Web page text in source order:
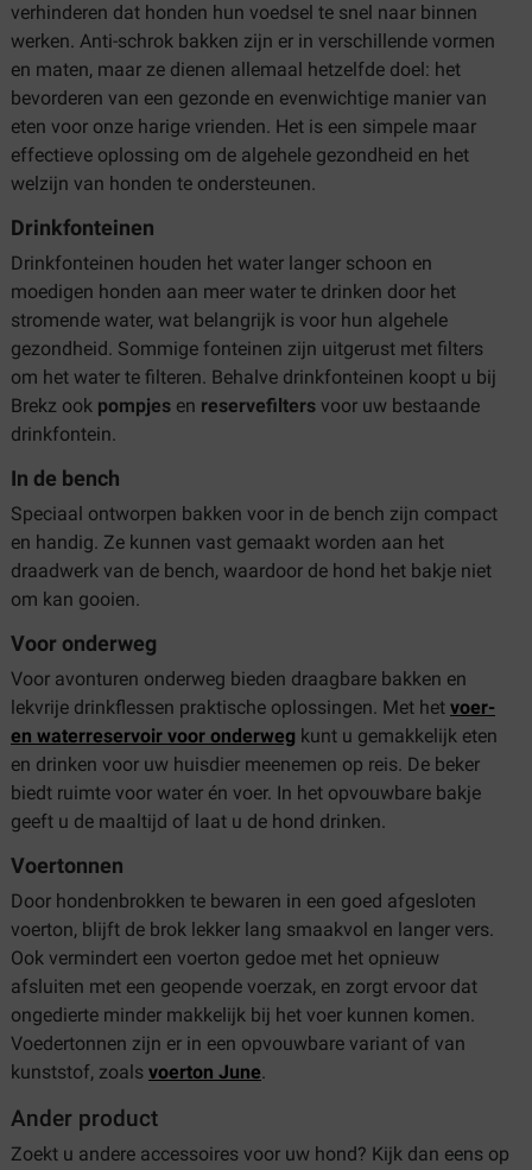
verhinderen dat honden hun voedsel te snel naar binnen
werken. Anti-schrok bakken zijn er in verschillende vormen
en maten, maar ze dienen allemaal hetzelfde doel: het
bevorderen van een gezonde en evenwichtige manier van
eten voor onze harige vrienden. Het is een simpele maar
effectieve oplossing om de algehele gezondheid en het
welzijn van honden te ondersteunen.
Drinkfonteinen
Drinkfonteinen houden het water langer schoon en
moedigen honden aan meer water te drinken door het
stromende water, wat belangrijk is voor hun algehele
gezondheid. Sommige fonteinen zijn uitgerust met filters
om het water te filteren. Behalve drinkfonteinen koopt u bij
Brekz ook pompjes en reservefilters voor uw bestaande
drinkfontein.
In de bench
Speciaal ontworpen bakken voor in de bench zijn compact
en handig. Ze kunnen vast gemaakt worden aan het
draadwerk van de bench, waardoor de hond het bakje niet
om kan gooien.
Voor onderweg
Voor avonturen onderweg bieden draagbare bakken en
lekvrije drinkflessen praktische oplossingen. Met het voer-
en waterreservoir voor onderweg kunt u gemakkelijk eten
en drinken voor uw huisdier meenemen op reis. De beker
biedt ruimte voor water én voer. In het opvouwbare bakje
geeft u de maaltijd of laat u de hond drinken.
Voertonnen
Door hondenbrokken te bewaren in een goed afgesloten
voerton, blijft de brok lekker lang smaakvol en langer vers.
Ook vermindert een voerton gedoe met het opnieuw
afsluiten met een geopende voerzak, en zorgt ervoor dat
ongedierte minder makkelijk bij het voer kunnen komen.
Voedertonnen zijn er in een opvouwbare variant of van
kunststof, zoals voerton June.
Ander product
Zoekt u andere accessoires voor uw hond? Kijk dan eens op